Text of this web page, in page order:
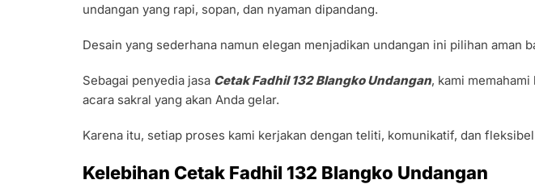
undangan yang rapi, sopan, dan nyaman dipandang.
Desain yang sederhana namun elegan menjadikan undangan ini pilihan aman
Sebagai penyedia jasa Cetak Fadhil 132 Blangko Undangan, kami
acara sakral yang akan Anda gelar.
Karena itu, setiap proses kami kerjakan dengan teliti, komunikatif, dan
Kelebihan Cetak Fadhil 132 Blangko Undangan